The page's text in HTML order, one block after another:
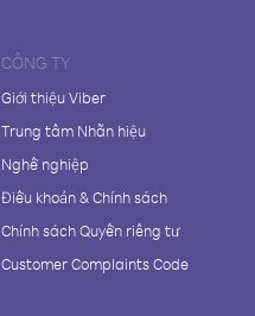
CÔNG TY
Giới thiệu Viber
Trung tâm Nhãn hiệu
Nghề nghiệp
Điều khoản & Chính sách
Chính sách Quyền riêng tư
Customer Complaints Code